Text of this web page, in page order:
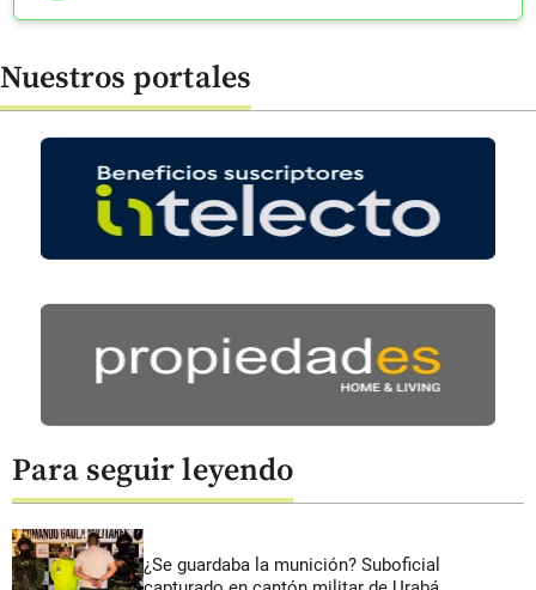
Nuestros portales
Para seguir leyendo
¿Se guardaba la munición? Suboficial